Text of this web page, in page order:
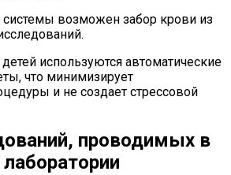
возможен забор крови из
используются автоматические
что минимизирует
и не создает стрессовой
проводимых в